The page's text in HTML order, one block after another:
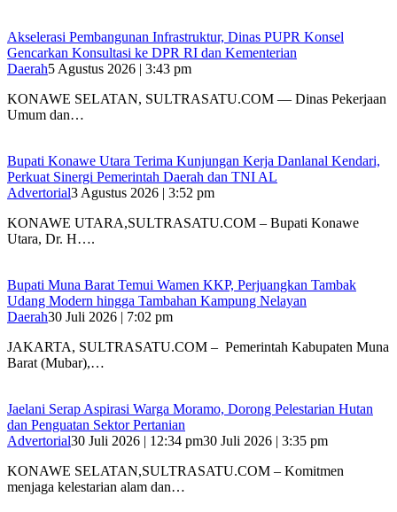
Akselerasi Pembangunan Infrastruktur, Dinas PUPR Konsel
Gencarkan Konsultasi ke DPR RI dan Kementerian
Daerah5 Agustus 2026 | 3:43 pm
KONAWE SELATAN, SULTRASATU.COM — Dinas Pekerjaan
Umum dan…
Bupati Konawe Utara Terima Kunjungan Kerja Danlanal Kendari,
Perkuat Sinergi Pemerintah Daerah dan TNI AL
Advertorial3 Agustus 2026 | 3:52 pm
‎KONAWE UTARA,SULTRASATU.COM – Bupati Konawe
Utara, Dr. H….
‎Bupati Muna Barat Temui Wamen KKP, Perjuangkan Tambak
Udang Modern hingga Tambahan Kampung Nelayan
Daerah30 Juli 2026 | 7:02 pm
‎JAKARTA, SULTRASATU.COM – Pemerintah Kabupaten Muna
Barat (Mubar),…
Jaelani Serap Aspirasi Warga Moramo, Dorong Pelestarian Hutan
dan Penguatan Sektor Pertanian
Advertorial30 Juli 2026 | 12:34 pm30 Juli 2026 | 3:35 pm
KONAWE SELATAN,SULTRASATU.COM – Komitmen
menjaga kelestarian alam dan…